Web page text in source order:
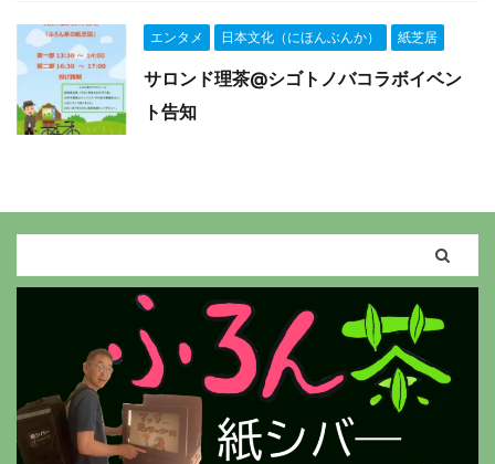
エンタメ 日本文化（にほんぶんか） 紙芝居
サロンド理茶@シゴトノバコラボイベン
ト告知